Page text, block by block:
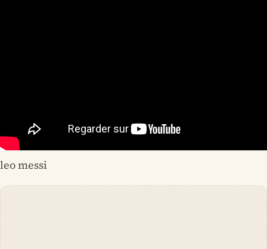
leo messi